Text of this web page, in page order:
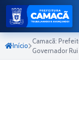
Início
Camacã:
Governador